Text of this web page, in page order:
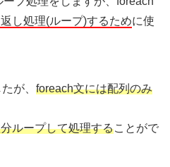
し処理(ループ)するために使
が、 foreach文には配列のみ
ループして処理することがで